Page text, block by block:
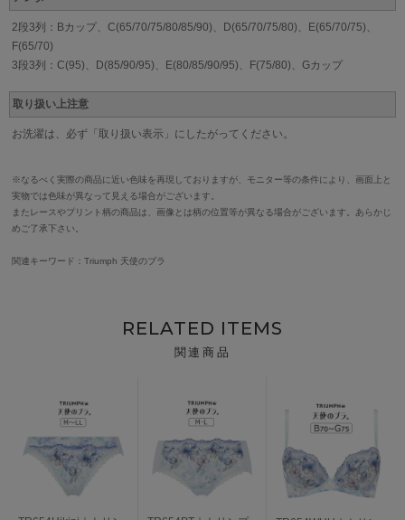
2段3列：Bカップ、C(65/70/75/80/85/90)、D(65/70/75/80)、E(65/70/75)、
F(65/70)
3段3列：C(95)、D(85/90/95)、E(80/85/90/95)、F(75/80)、Gカップ
取り扱い上注意
お洗濯は、必ず「取り扱い表示」にしたがってください。
※なるべく実際の商品に近い色味を再現しておりますが、モニター等の条件により、画面上と
実物では色味が異なって見える場合がございます。
またレースやプリント柄の商品は、画像とは柄の位置等が異なる場合がございます。あらかじ
めご了承下さい。
関連キーワード：Triumph 天使のブラ
RELATED ITEMS
関連商品